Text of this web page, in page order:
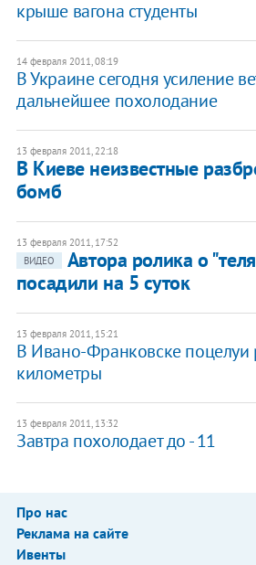
крыше вагона студенты
14 февраля 2011, 08:19
​В Украине сегодня усиление
дальнейшее похолодание
13 февраля 2011, 22:18
В Киеве неизвестные
бомб
13 февраля 2011, 17:52
ВИДЕО
Автора ролика о
посадили на 5 суток
13 февраля 2011, 15:21
В Ивано-Франковске поцелуи
километры
13 февраля 2011, 13:32
Завтра похолодает до - 11
Про нас
Реклама на сайте
Ивенты